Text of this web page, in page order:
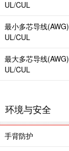
UL/CUL
最小多芯导线
UL/CUL
最大多芯导线
UL/CUL
环境与安全
手背防护